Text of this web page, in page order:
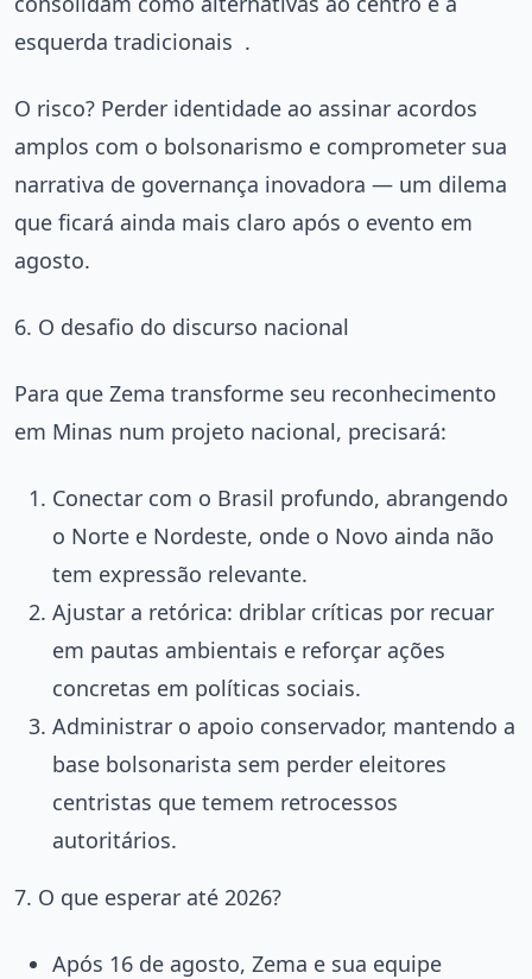
esquerda tradicionais .
O risco? Perder identidade ao assinar acordos
amplos com o bolsonarismo e comprometer sua
narrativa de governança inovadora — um dilema
que ficará ainda mais claro após o evento em
agosto.
6. O desafio do discurso nacional
Para que Zema transforme seu reconhecimento
em Minas num projeto nacional, precisará:
Conectar com o Brasil profundo, abrangendo
o Norte e Nordeste, onde o Novo ainda não
tem expressão relevante.
Ajustar a retórica: driblar críticas por recuar
em pautas ambientais e reforçar ações
concretas em políticas sociais.
Administrar o apoio conservador, mantendo a
base bolsonarista sem perder eleitores
centristas que temem retrocessos
autoritários.
7. O que esperar até 2026?
Após 16 de agosto, Zema e sua equipe